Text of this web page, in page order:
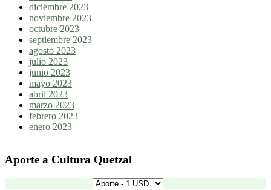
diciembre 2023
noviembre 2023
octubre 2023
septiembre 2023
agosto 2023
julio 2023
junio 2023
mayo 2023
abril 2023
marzo 2023
febrero 2023
enero 2023
Aporte a Cultura Quetzal